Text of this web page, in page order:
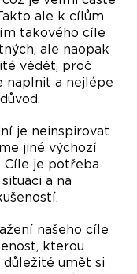
ale k cílům
takového cíle
ale naopak
vědět, proč
naplnit a nejlépe
je neinspirovat
jiné výchozí
Cíle je potřeba
a na
našeho cíle
kterou
umět si